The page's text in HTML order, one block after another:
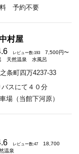
予約不要
村屋
レビュー数:193
7,500円〜
天然温泉 水風呂
条町四万4237-33
バスにて４０分
（当館下河原）
レビュー数:47
18,700
温泉